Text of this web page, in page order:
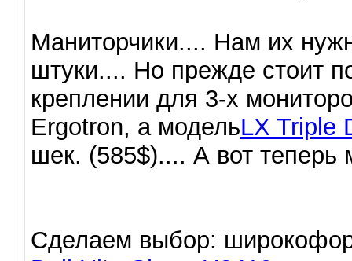
Маниторчики.... Нам их
штуки.... Но прежде стоит
креплении для 3-х
Ergotron, а модельLX Triple
шек. (585$).... А вот
Сделаем выбор: